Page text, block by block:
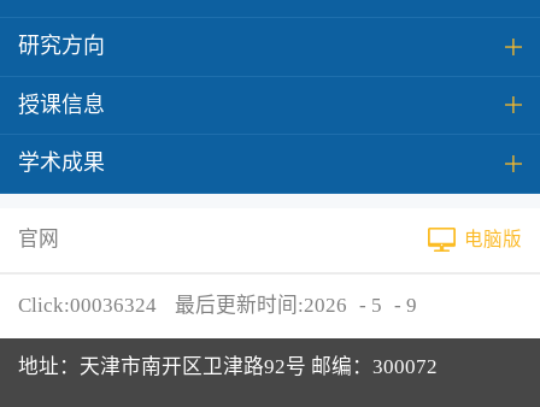
研究方向
授课信息
学术成果
官网 电脑版
Click:00036324 最后更新时间:2026 - 5 - 9
地址：天津市南开区卫津路92号 邮编：300072